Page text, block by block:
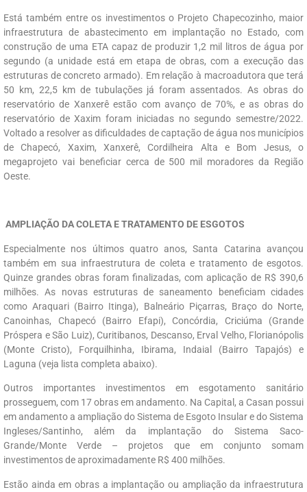
Está também entre os investimentos o Projeto Chapecozinho, maior
infraestrutura de abastecimento em implantação no Estado, com
construção de uma ETA capaz de produzir 1,2 mil litros de água por
segundo (a unidade está em etapa de obras, com a execução das
estruturas de concreto armado). Em relação à macroadutora que terá
50 km, 22,5 km de tubulações já foram assentados. As obras do
reservatório de Xanxerê estão com avanço de 70%, e as obras do
reservatório de Xaxim foram iniciadas no segundo semestre/2022.
Voltado a resolver as dificuldades de captação de água nos municípios
de Chapecó, Xaxim, Xanxerê, Cordilheira Alta e Bom Jesus, o
megaprojeto vai beneficiar cerca de 500 mil moradores da Região
Oeste.
AMPLIAÇÃO DA COLETA E TRATAMENTO DE ESGOTOS
Especialmente nos últimos quatro anos, Santa Catarina avançou
também em sua infraestrutura de coleta e tratamento de esgotos.
Quinze grandes obras foram finalizadas, com aplicação de R$ 390,6
milhões. As novas estruturas de saneamento beneficiam cidades
como Araquari (Bairro Itinga), Balneário Piçarras, Braço do Norte,
Canoinhas, Chapecó (Bairro Efapi), Concórdia, Criciúma (Grande
Próspera e São Luiz), Curitibanos, Descanso, Erval Velho, Florianópolis
(Monte Cristo), Forquilhinha, Ibirama, Indaial (Bairro Tapajós) e
Laguna (veja lista completa abaixo).
Outros importantes investimentos em esgotamento sanitário
prosseguem, com 17 obras em andamento. Na Capital, a Casan possui
em andamento a ampliação do Sistema de Esgoto Insular e do Sistema
Ingleses/Santinho, além da implantação do Sistema Saco-
Grande/Monte Verde – projetos que em conjunto somam
investimentos de aproximadamente R$ 400 milhões.
Estão ainda em obras a implantação ou ampliação da infraestrutura